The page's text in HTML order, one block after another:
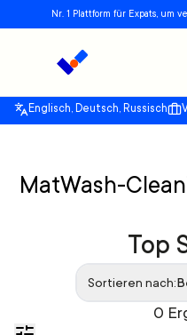
Nr. 1 Plattform für Expats, um
Englisch, Deutsch, Russisch
MatWash-
0
Top
Sortieren nach: